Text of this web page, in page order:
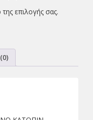
επιλογής σας.